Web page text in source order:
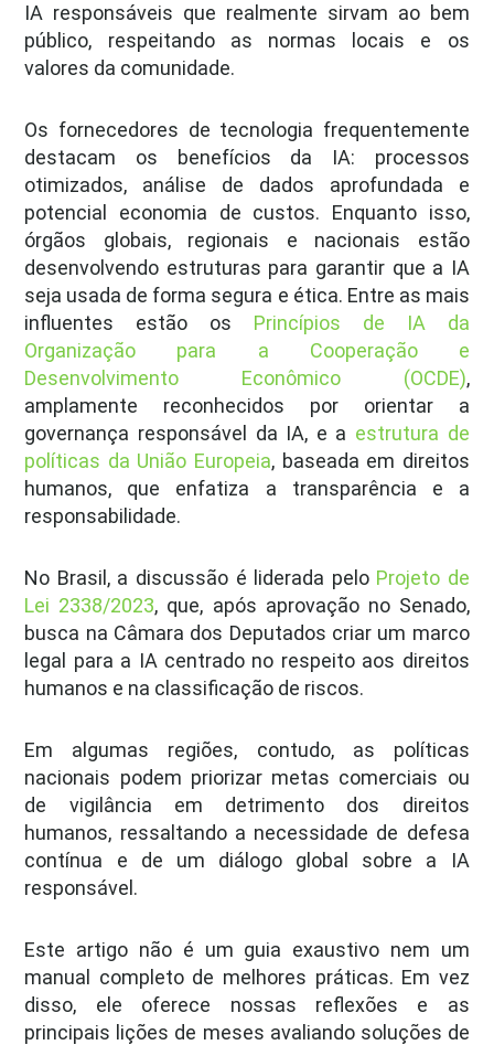
IA responsáveis que realmente sirvam ao bem
público, respeitando as normas locais e os
valores da comunidade.
Os fornecedores de tecnologia frequentemente
destacam os benefícios da IA: processos
otimizados, análise de dados aprofundada e
potencial economia de custos. Enquanto isso,
órgãos globais, regionais e nacionais estão
desenvolvendo estruturas para garantir que a IA
seja usada de forma segura e ética. Entre as mais
influentes estão os Princípios de IA da
Organização para a Cooperação e
Desenvolvimento Econômico (OCDE),
amplamente reconhecidos por orientar a
governança responsável da IA, e a estrutura de
políticas da União Europeia, baseada em direitos
humanos, que enfatiza a transparência e a
responsabilidade.
No Brasil, a discussão é liderada pelo Projeto de
Lei 2338/2023, que, após aprovação no Senado,
busca na Câmara dos Deputados criar um marco
legal para a IA centrado no respeito aos direitos
humanos e na classificação de riscos.
Em algumas regiões, contudo, as políticas
nacionais podem priorizar metas comerciais ou
de vigilância em detrimento dos direitos
humanos, ressaltando a necessidade de defesa
contínua e de um diálogo global sobre a IA
responsável.
Este artigo não é um guia exaustivo nem um
manual completo de melhores práticas. Em vez
disso, ele oferece nossas reflexões e as
principais lições de meses avaliando soluções de